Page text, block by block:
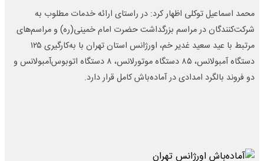
محمد اسماعیل توکلی اظهار کرد: در راستای ارائه خدمات مطلوب به
شرکت‌کنندگان در مراسم بزرگداشت حضرت امام خمینی(ره) و مراسم‌های
مرتبط با عید سعید غدیر خم، اورژانس استان تهران با به‌کارگیری ۱۲۵
دستگاه آمبولانس، ۸۵ دستگاه موتورلانس، ۸ دستگاه اتوبوس‌آمبولانس و
دو فروند بالگرد امدادی در آماده‌باش کامل قرار دارد.